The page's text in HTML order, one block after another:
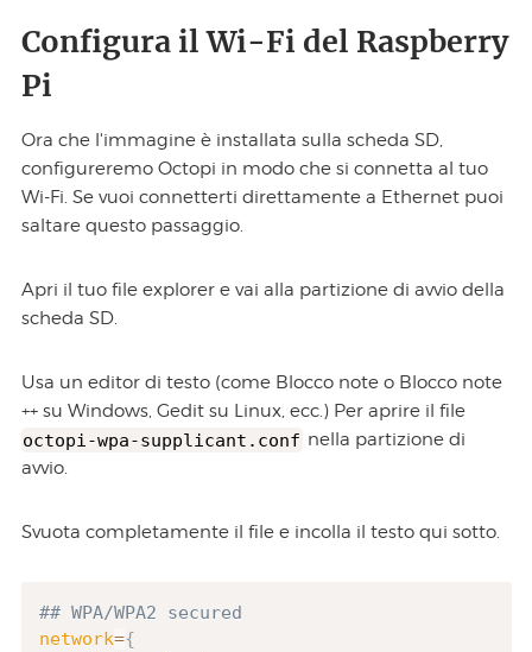
Configura il Wi-Fi del Raspberry
Pi
Ora che l'immagine è installata sulla scheda SD,
configureremo Octopi in modo che si connetta al tuo
Wi-Fi. Se vuoi connetterti direttamente a Ethernet puoi
saltare questo passaggio.
Apri il tuo file explorer e vai alla partizione di avvio della
scheda SD.
Usa un editor di testo (come Blocco note o Blocco note
++ su Windows, Gedit su Linux, ecc.) Per aprire il file
octopi-wpa-supplicant.conf nella partizione di
avvio.
Svuota completamente il file e incolla il testo qui sotto.
## WPA/WPA2 secured
network={